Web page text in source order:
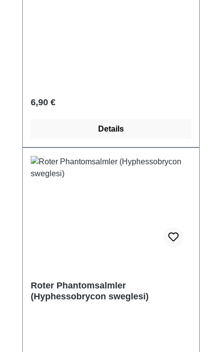
Regulärer Preis:
6,90 €
Details
Roter Phantomsalmler
(Hyphessobrycon sweglesi)